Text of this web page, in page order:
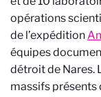
opérations
de l’expédition
équipes
détroit de Nares.
massifs présents